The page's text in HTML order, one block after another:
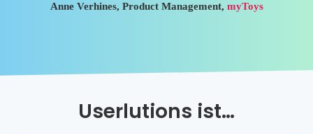
Anne Verhines, Product Management, myToys
Userlutions ist…